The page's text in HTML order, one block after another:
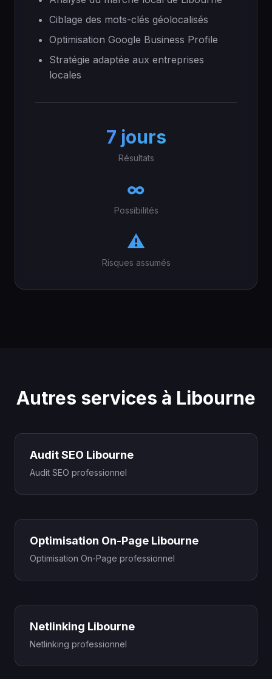
Ciblage des mots-clés géolocalisés
Optimisation Google Business Profile
Stratégie adaptée aux entreprises
locales
7 jours
Résultats
∞
Possibilités
⚠️
Risques assumés
Autres services à Libourne
Audit SEO Libourne
Audit SEO professionnel
Optimisation On-Page Libourne
Optimisation On-Page professionnel
Netlinking Libourne
Netlinking professionnel